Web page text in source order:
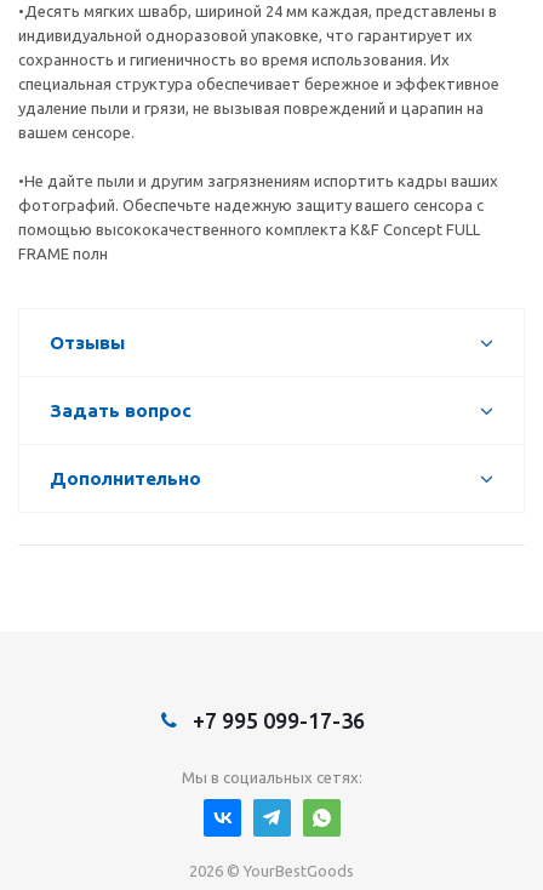
•Десять мягких швабр, шириной 24 мм каждая, представлены в
индивидуальной одноразовой упаковке, что гарантирует их
сохранность и гигиеничность во время использования. Их
специальная структура обеспечивает бережное и эффективное
удаление пыли и грязи, не вызывая повреждений и царапин на
вашем сенсоре.
•Не дайте пыли и другим загрязнениям испортить кадры ваших
фотографий. Обеспечьте надежную защиту вашего сенсора с
помощью высококачественного комплекта K&F Concept FULL
FRAME полн
Отзывы
Задать вопрос
Дополнительно
+7 995 099-17-36
Мы в социальных сетях:
2026 © YourBestGoods